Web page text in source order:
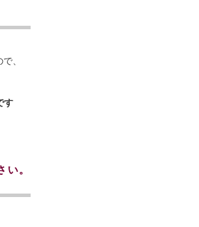
、
す
。